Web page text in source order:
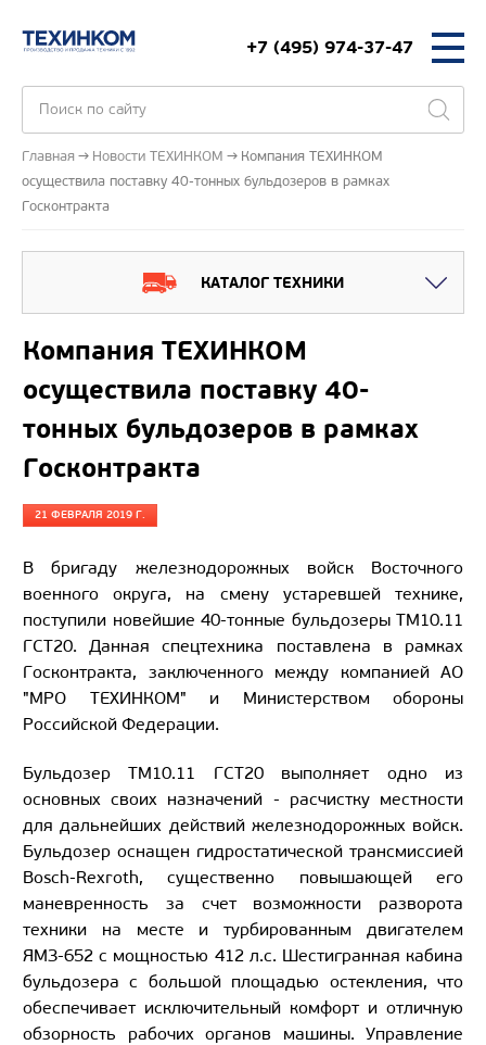
+7 (495) 974-37-47
Главная Новости ТЕХИНКОМ
Компания ТЕХИНКОМ
осуществила поставку 40-тонных бульдозеров в рамках
Госконтракта
КАТАЛОГ ТЕХНИКИ
Компания ТЕХИНКОМ
осуществила поставку 40-
тонных бульдозеров в рамках
Госконтракта
21 ФЕВРАЛЯ 2019 Г.
В бригаду железнодорожных войск Восточного
военного округа, на смену устаревшей технике,
поступили новейшие 40-тонные бульдозеры ТМ10.11
ГСТ20. Данная спецтехника поставлена в рамках
Госконтракта, заключенного между компанией АО
"МРО ТЕХИНКОМ" и Министерством обороны
Российской Федерации.
Бульдозер ТМ10.11 ГСТ20 выполняет одно из
основных своих назначений - расчистку местности
для дальнейших действий железнодорожных войск.
Бульдозер оснащен гидростатической трансмиссией
Bosch-Rexroth, существенно повышающей его
маневренность за счет возможности разворота
техники на месте и турбированным двигателем
ЯМЗ-652 с мощностью 412 л.с. Шестигранная кабина
бульдозера с большой площадью остекления, что
обеспечивает исключительный комфорт и отличную
обзорность рабочих органов машины. Управление